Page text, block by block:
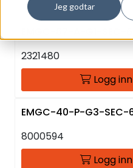
Jeg godtar
2321480
Logg
EMGC-40-P-G3-SEC-
8000594
Logg